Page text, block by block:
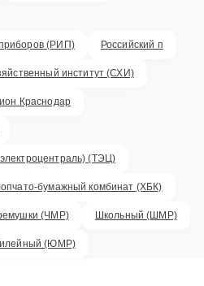
(РИП) Российский п
институт (СХИ)
Краснодар
(ТЭЦ)
бумажный комбинат (ХБК)
(ЧМР) Школьный (ШМР)
(ЮМР)